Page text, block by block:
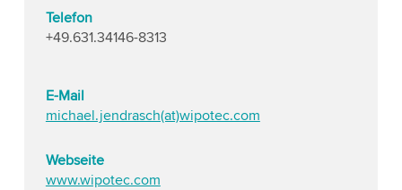
Telefon
+49.631.34146-8313
E-Mail
michael.jendrasch(at)wipotec.com
Webseite
www.wipotec.com